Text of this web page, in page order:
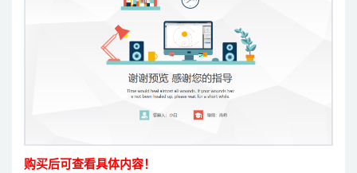
购买后可查看具体内容！